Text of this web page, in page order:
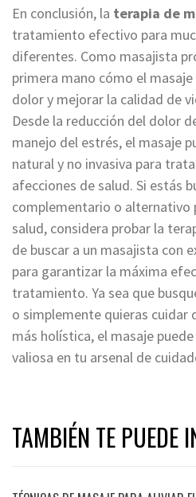
En conclusión, la terapia de
tratamiento efectivo para
diferentes. Como masajista
primera mano cómo el
dolor y mejorar la calidad de
Desde la reducción del dolor
manejo del estrés, el masaje
natural y no invasiva para
afecciones de salud. Si estás
complementario o alternativo
salud, considera probar la
de buscar a un masajista con
para garantizar la máxima
tratamiento. Ya sea que
o simplemente quieras cuidar
más holística, el masaje
valiosa en tu arsenal de
TAMBIÉN TE PUEDE